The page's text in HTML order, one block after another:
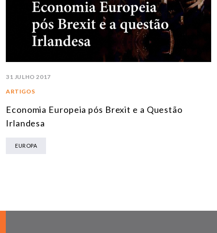
31 JULHO 2017
ARTIGOS
Economia Europeia pós Brexit e a Questão
Irlandesa
EUROPA